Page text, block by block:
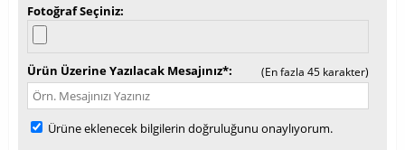
Fotoğraf Seçiniz
Ürün Üzerine Yazılacak Mesajınız* (En fazla 45 karakter)
Ürüne eklenecek bilgilerin doğruluğunu onaylıyorum.